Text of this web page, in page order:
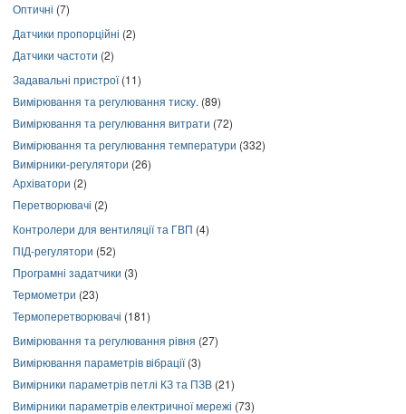
Оптичні (7)
Датчики пропорційні (2)
Датчики частоти (2)
Задавальні пристрої(11)
Вимірювання та регулювання тиску. (89)
Вимірювання та регулювання витрати (72)
Вимірювання та регулювання температури (332)
Вимірники-регулятори (26)
Архіватори (2)
Перетворювачі (2)
Контролери для вентиляції та ГВП (4)
ПІД-регулятори (52)
Програмні задатчики (3)
Термометри (23)
Термоперетворювачі (181)
Вимірювання та регулювання рівня (27)
Вимірювання параметрів вібрації(3)
Вимірники параметрів петлі КЗ та ПЗВ (21)
Вимірники параметрів електричної мережі (73)